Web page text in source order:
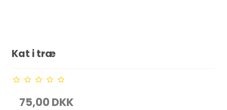
Kat i træ
75,00 DKK